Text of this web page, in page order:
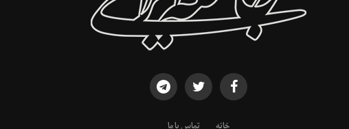
خانه تماس با ما